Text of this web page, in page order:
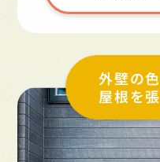
外壁の
屋根を